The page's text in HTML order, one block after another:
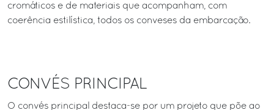
cromáticos e de materiais que acompanham, com
coerência estilística, todos os conveses da embarcação.
CONVÉS PRINCIPAL
O convés principal destaca-se por um projeto que põe ao